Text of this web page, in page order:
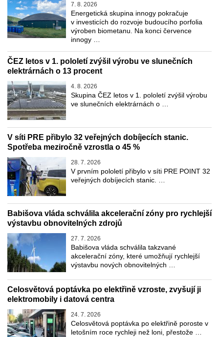
7. 8. 2026
Energetická skupina innogy pokračuje
v investicích do rozvoje budoucího porfolia
výroben biometanu. Na konci července
innogy …
ČEZ letos v 1. pololetí zvýšil výrobu ve slunečních
elektrárnách o 13 procent
4. 8. 2026
Skupina ČEZ letos v 1. pololetí zvýšil výrobu
ve slunečních elektrárnách o …
V síti PRE přibylo 32 veřejných dobíjecích stanic.
Spotřeba meziročně vzrostla o 45 %
28. 7. 2026
V prvním pololetí přibylo v síti PRE POINT 32
veřejných dobíjecích stanic. …
Babišova vláda schválila akcelerační zóny pro rychlejší
výstavbu obnovitelných zdrojů
27. 7. 2026
Babišova vláda schválila takzvané
akcelerační zóny, které umožňují rychlejší
výstavbu nových obnovitelných …
Celosvětová poptávka po elektřině vzroste, zvyšují ji
elektromobily i datová centra
24. 7. 2026
Celosvětová poptávka po elektřině poroste v
letošním roce rychleji než loni, přestože …